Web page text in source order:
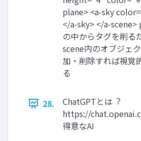
plane> <a-sky
</a-sky> </a-scene>
の中からタグを削る
scene内のオブジェ
加・削除すれば視覚
る
28.
ChatGPTとは︖
https://
得意なAI